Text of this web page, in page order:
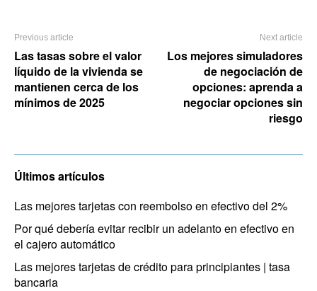
Previous article
Las tasas sobre el valor
líquido de la vivienda se
mantienen cerca de los
mínimos de 2025
Next article
Los mejores simuladores
de negociación de
opciones: aprenda a
negociar opciones sin
riesgo
Últimos artículos
Las mejores tarjetas con reembolso en efectivo del 2%
Por qué debería evitar recibir un adelanto en efectivo en
el cajero automático
Las mejores tarjetas de crédito para principiantes | tasa
bancaria